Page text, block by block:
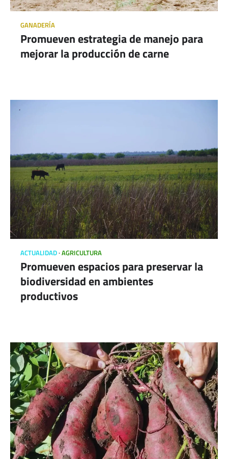
GANADERÍA
Promueven estrategia de manejo para
mejorar la producción de carne
ACTUALIDAD AGRICULTURA
Promueven espacios para preservar la
biodiversidad en ambientes
productivos